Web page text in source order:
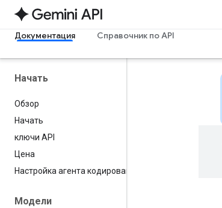
Документация Справочник по API
Начать
Обзор
Начать
ключи API
Цена
Настройка агента кодирования
Модели